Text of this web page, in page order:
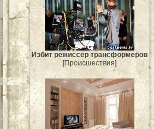
Избит режиссер трансформеров
[Происшествия]